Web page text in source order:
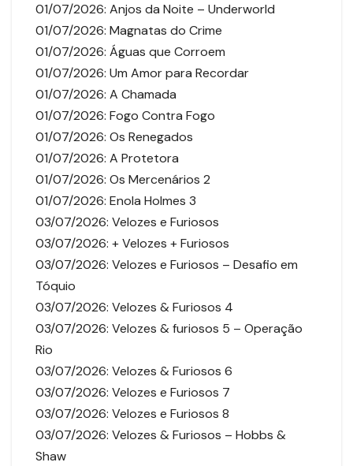
01/07/2026: Anjos da Noite – Underworld
01/07/2026: Magnatas do Crime
01/07/2026: Águas que Corroem
01/07/2026: Um Amor para Recordar
01/07/2026: A Chamada
01/07/2026: Fogo Contra Fogo
01/07/2026: Os Renegados
01/07/2026: A Protetora
01/07/2026: Os Mercenários 2
01/07/2026: Enola Holmes 3
03/07/2026: Velozes e Furiosos
03/07/2026: + Velozes + Furiosos
03/07/2026: Velozes e Furiosos – Desafio em
Tóquio
03/07/2026: Velozes & Furiosos 4
03/07/2026: Velozes & furiosos 5 – Operação
Rio
03/07/2026: Velozes & Furiosos 6
03/07/2026: Velozes e Furiosos 7
03/07/2026: Velozes e Furiosos 8
03/07/2026: Velozes & Furiosos – Hobbs &
Shaw